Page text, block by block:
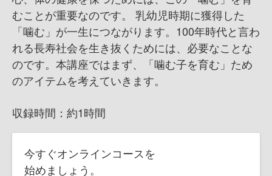
むことが重要なのです。 乳幼児時期に獲得した
「噛む」が一生につながります。100年時代と言わ
れる長寿社会を生き抜くためには、必要なことな
のです。本講座ではまず、「噛む子を育む」ため
のアイテムを考えていきます。
収録時間：約1時間
今すぐオンラインコースを
始めましょう。